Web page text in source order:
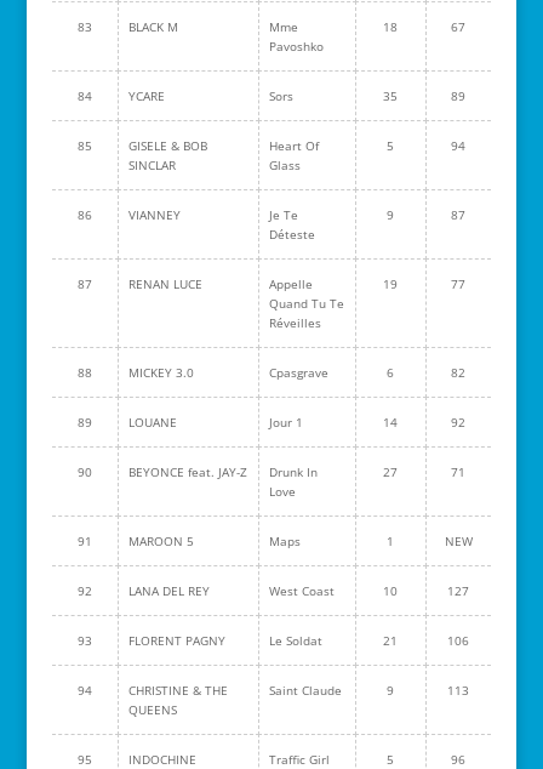
83 BLACK M
Mme
Pavoshko
18 67
84 YCARE Sors 35 89
85
GISELE & BOB
SINCLAR
Heart Of
Glass
5 94
86 VIANNEY
Je Te
Déteste
9 87
87 RENAN LUCE
Appelle
Quand Tu Te
Réveilles
19 77
88 MICKEY 3.0 Cpasgrave 6 82
89 LOUANE Jour 1 14 92
90 BEYONCE feat. JAY-Z
Drunk In
Love
27 71
91 MAROON 5 Maps 1 NEW
92 LANA DEL REY West Coast 10 127
93 FLORENT PAGNY Le Soldat 21 106
94
CHRISTINE & THE
QUEENS
Saint Claude 9 113
95 INDOCHINE Traffic Girl 5 96